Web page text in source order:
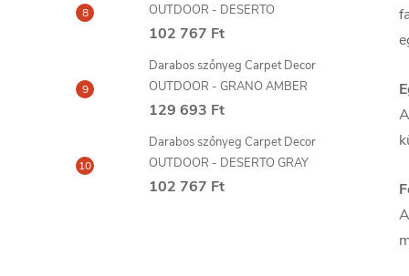
OUTDOOR - DESERTO
102 767 Ft
Darabos szőnyeg Carpet Decor
OUTDOOR - GRANO AMBER
129 693 Ft
Darabos szőnyeg Carpet Decor
OUTDOOR - DESERTO GRAY
102 767 Ft